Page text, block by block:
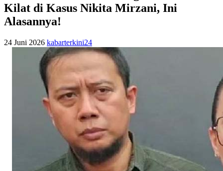
Kilat di Kasus Nikita Mirzani, Ini
Alasannya!
24 Juni 2026 kabarterkini24